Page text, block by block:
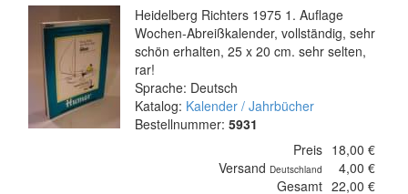
Heidelberg Richters 1975 1. Auflage
Wochen-Abreißkalender, vollständig, sehr
schön erhalten, 25 x 20 cm. sehr selten,
rar!
Sprache: Deutsch
Katalog: Kalender / Jahrbücher
Bestellnummer: 5931
Preis 18,00 €
Versand Deutschland
4,00 €
Gesamt 22,00 €